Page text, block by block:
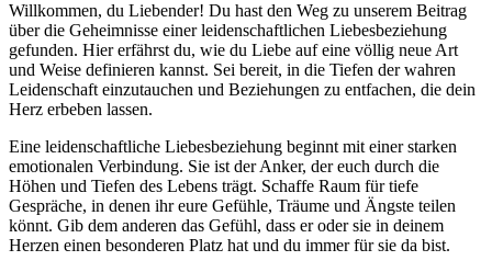
Willkommen, du Liebender! Du hast den Weg zu unserem Beitrag
über die Geheimnisse einer leidenschaftlichen Liebesbeziehung
gefunden. Hier erfährst du, wie du Liebe auf eine völlig neue Art
und Weise definieren kannst. Sei bereit, in die Tiefen der wahren
Leidenschaft einzutauchen und Beziehungen zu entfachen, die dein
Herz erbeben lassen.
Eine leidenschaftliche Liebesbeziehung beginnt mit einer starken
emotionalen Verbindung. Sie ist der Anker, der euch durch die
Höhen und Tiefen des Lebens trägt. Schaffe Raum für tiefe
Gespräche, in denen ihr eure Gefühle, Träume und Ängste teilen
könnt. Gib dem anderen das Gefühl, dass er oder sie in deinem
Herzen einen besonderen Platz hat und du immer für sie da bist.